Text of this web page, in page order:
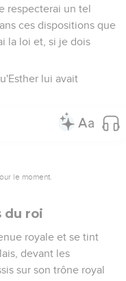
respecterai un tel
ces dispositions que
la loi et, si je dois
lui avait
le moment.
du roi
royale et se tint
devant les
sur son trône royal